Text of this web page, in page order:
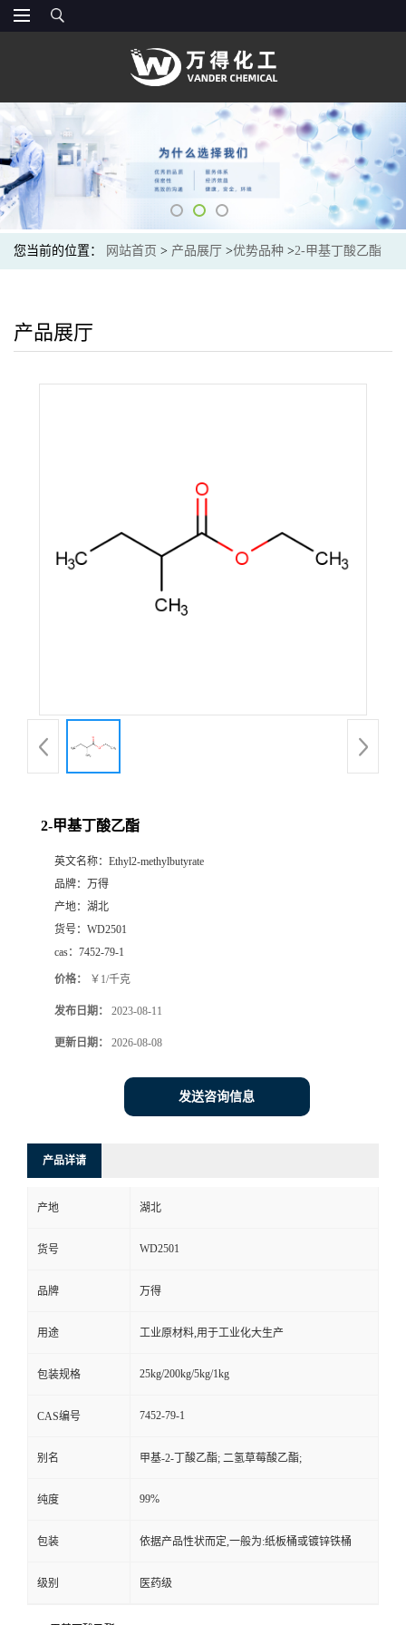
您当前的位置： 网站首页 > 产品展厅 >优势品种 >2-甲基丁酸乙酯
产品展厅
2-甲基丁酸乙酯
英文名称： Ethyl2-methylbutyrate
品牌： 万得
产地： 湖北
货号： WD2501
cas： 7452-79-1
价格： ￥1/千克
发布日期： 2023-08-11
更新日期： 2026-08-08
发送咨询信息
产品详请
产地 湖北
货号 WD2501
品牌 万得
用途 工业原材料,用于工业化大生产
包装规格 25kg/200kg/5kg/1kg
CAS编号 7452-79-1
别名 甲基-2-丁酸乙酯; 二氢草莓酸乙酯;
纯度 99%
包装 依据产品性状而定,一般为:纸板桶或镀锌铁桶
级别 医药级